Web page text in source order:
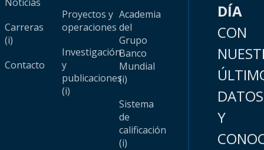
Carreras
(i)
Contacto
Proyectos y
operaciones
Investigación
y
publicaciones
(i)
Academia
del
Grupo
Banco
Mundial
(i)
Sistema
de
calificación
(i)
DÍA
CON
DATOS
Y